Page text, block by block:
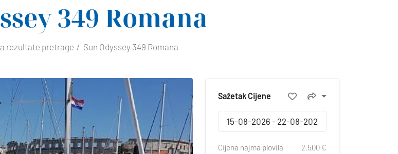
349 Romana
rezultate pretrage Sun Odyssey 349 Romana
Sažetak Cijene
Cijena najma plovila
2.500 €